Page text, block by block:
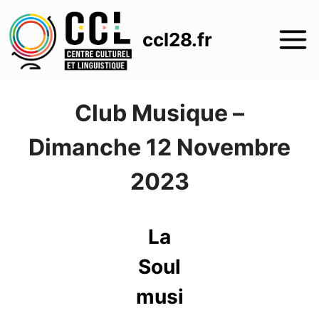
au
contenu
ccl28.fr
Club Musique –
Dimanche 12 Novembre
2023
La
Soul
musi